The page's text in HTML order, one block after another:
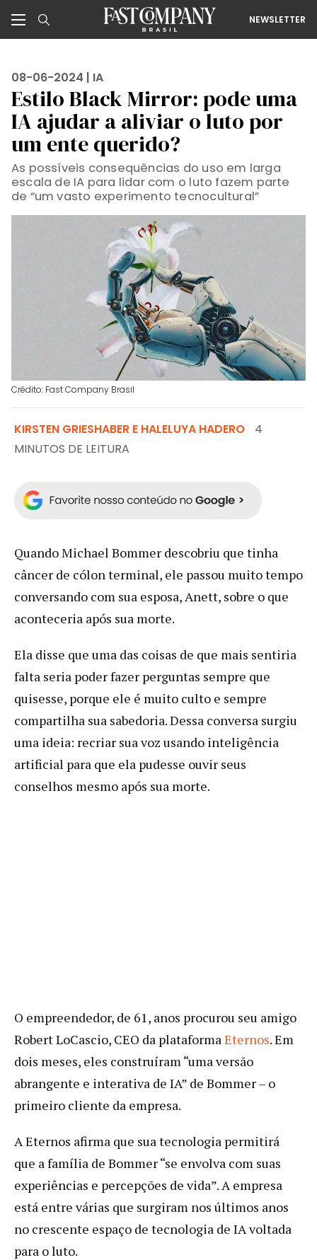
NEWSLETTER
08-06-2024 | IA
Estilo Black Mirror: pode uma
IA ajudar a aliviar o luto por
um ente querido?
As possíveis consequências do uso em larga
escala de IA para lidar com o luto fazem parte
de “um vasto experimento tecnocultural”
Crédito: Fast Company Brasil
KIRSTEN GRIESHABER E HALELUYA HADERO
4
MINUTOS DE LEITURA
Quando Michael Bommer descobriu que tinha
câncer de cólon terminal, ele passou muito tempo
conversando com sua esposa, Anett, sobre o que
aconteceria após sua morte.
Ela disse que uma das coisas de que mais sentiria
falta seria poder fazer perguntas sempre que
quisesse, porque ele é muito culto e sempre
compartilha sua sabedoria. Dessa conversa surgiu
uma ideia: recriar sua voz usando inteligência
artificial para que ela pudesse ouvir seus
conselhos mesmo após sua morte.
O empreendedor, de 61, anos procurou seu amigo
Robert LoCascio, CEO da plataformaEternos. Em
dois meses, eles construíram “uma versão
abrangente e interativa de IA” de Bommer – o
primeiro cliente da empresa.
A Eternos afirma que sua tecnologia permitirá
que a família de Bommer “se envolva com suas
experiências e percepções de vida”. A empresa
está entre várias que surgiram nos últimos anos
no crescente espaço de tecnologia de IA voltada
para o luto.